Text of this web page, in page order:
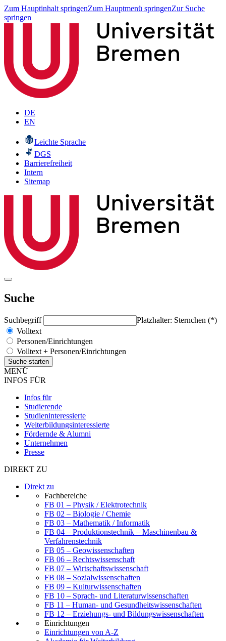
Zum Hauptinhalt springenZum Hauptmenü springenZur Suche
springen
DE
EN
Leichte Sprache
DGS
Barrierefreiheit
Intern
Sitemap
Suche
Suchbegriff
Platzhalter: Sternchen (*)
Volltext
Personen/Einrichtungen
Volltext + Personen/Einrichtungen
MENÜ
INFOS FÜR
Infos für
Studierende
Studieninteressierte
Weiterbildungsinteressierte
Fördernde & Alumni
Unternehmen
Presse
DIREKT ZU
Direkt zu
Fachbereiche
FB 01 – Physik / Elektrotechnik
FB 02 – Biologie / Chemie
FB 03 – Mathematik / Informatik
FB 04 – Produktionstechnik – Maschinenbau &
Verfahrenstechnik
FB 05 – Geowissenschaften
FB 06 – Rechtswissenschaft
FB 07 – Wirtschaftswissenschaft
FB 08 – Sozialwissenschaften
FB 09 – Kulturwissenschaften
FB 10 – Sprach- und Literaturwissenschaften
FB 11 – Human- und Gesundheitswissenschaften
FB 12 – Erziehungs- und Bildungswissenschaften
Einrichtungen
Einrichtungen von A-Z